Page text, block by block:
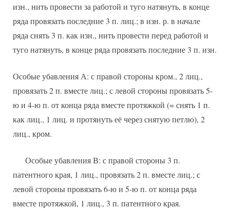
изн., нить провести за работой и туго натянуть, в конце
ряда провязать последние 3 п. лиц.; в изн. р. в начале
ряда снять 3 п. как изн., нить провести перед работой и
туго натянуть, в конце ряда провязать последние 3 п. изн.
Особые убавления А: с правой стороны кром., 2 лиц.,
провязать 2 п. вместе лиц.; с левой стороны провязать 5-
ю и 4-ю п. от конца ряда вместе протяжкой (= снять 1 п.
как лиц., 1 лиц. и протянуть её через снятую петлю), 2
лиц., кром.
Особые убавления В: с правой стороны 3 п.
патентного края, 1 лиц., провязать 2 п. вместе лиц.; с
левой стороны провязать 6-ю и 5-ю п. от конца ряда
вместе протяжкой, 1 лиц., 3 п. патентного края.